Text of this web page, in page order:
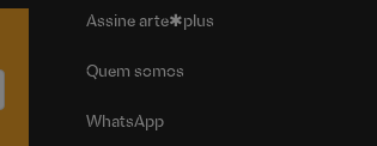
Assine arte✱plus
Quem somos
WhatsApp